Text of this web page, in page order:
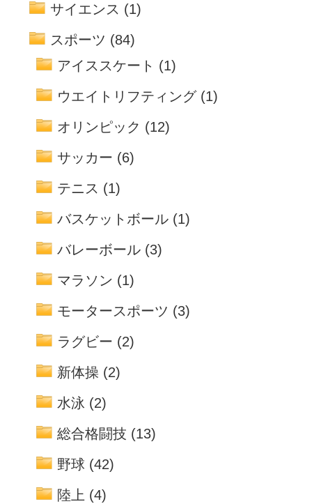
サイエンス (1)
スポーツ (84)
アイススケート (1)
ウエイトリフティング(1)
オリンピック (12)
サッカー (6)
テニス (1)
バスケットボール (1)
バレーボール (3)
マラソン (1)
モータースポーツ (3)
ラグビー (2)
新体操 (2)
水泳 (2)
総合格闘技 (13)
野球 (42)
陸上 (4)